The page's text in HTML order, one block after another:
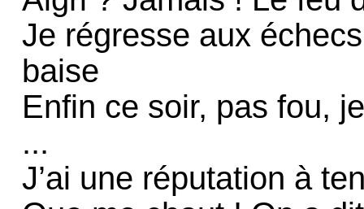
Je régresse aux
baise
Enfin ce soir, pas fou,
...
J’ai une réputation à